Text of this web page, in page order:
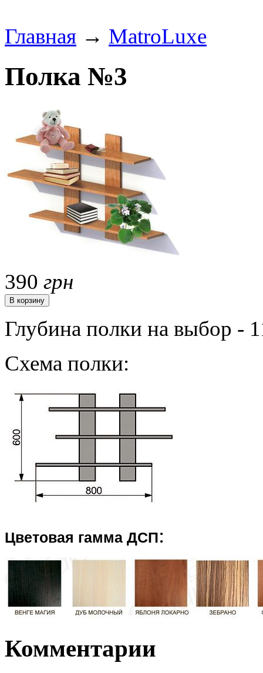
Главная → MatroLuxe
Полка №3
390 грн
Глубина полки на выбор -
Схема полки:
Цветовая гамма ДСП:
Комментарии